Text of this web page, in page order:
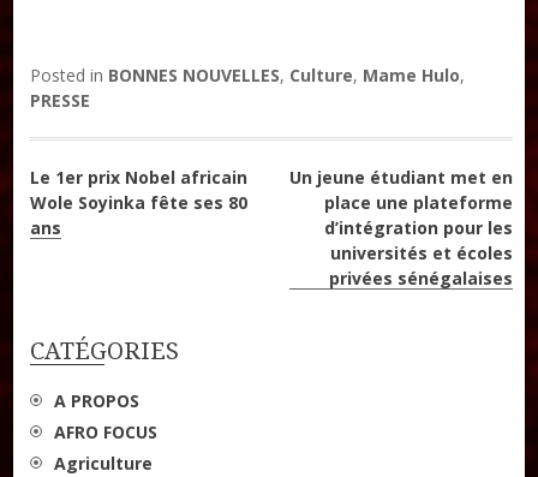
Posted in BONNES NOUVELLES, Culture, Mame Hulo,
PRESSE
Navigation
de
Le 1er prix Nobel africain
Wole Soyinka fête ses 80
ans
Un jeune étudiant met en
place une plateforme
d’intégration pour les
universités et écoles
privées sénégalaises
CATÉGORIES
A PROPOS
AFRO FOCUS
Agriculture